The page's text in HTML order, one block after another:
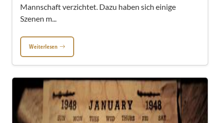
Mannschaft verzichtet. Dazu haben sich einige
Szenen m...
Weiterlesen